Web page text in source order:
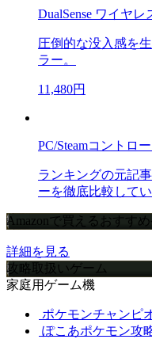
DualSense ワイヤ
圧倒的な没入感を
ラー。
11,480円
PC/Steamコントロ
ランキングの元記
ーを徹底比較して
Amazonで買えるおすす
詳細を見る
攻略取扱いゲーム
家庭用ゲーム機
ポケモンチャンピ
ぽこあポケモン攻